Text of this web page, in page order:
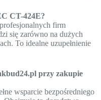
CT-424E?
firm
się zarówno na dużych
To idealne uzupełnienie
przy zakupie
wsparcie bezpośredniego